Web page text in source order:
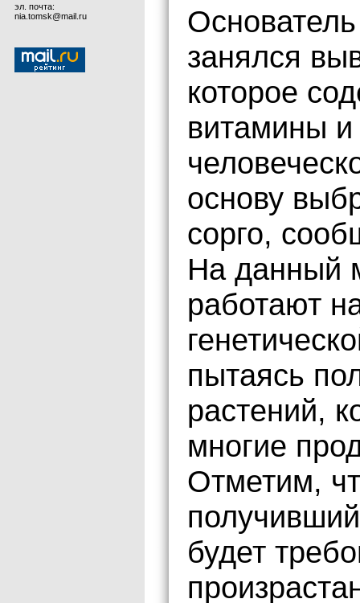
эл. почта:
nia.tomsk@mail.ru
занялся
которое
витамины
основу
сорго,
На данный
работают
пытаясь
растений,
многие
Отметим,
будет